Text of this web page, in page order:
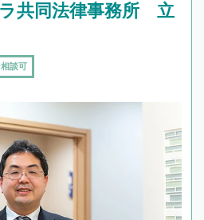
共同法律事務所 立
談可